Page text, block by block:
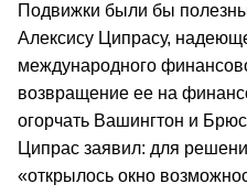
Подвижки были бы
Алексису Ципрасу,
международного
возвращение ее на
огорчать Вашингтон и
Ципрас заявил: для
«открылось окно